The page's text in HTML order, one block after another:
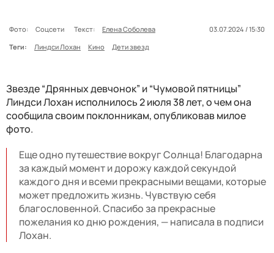
Фото: Соцсети Текст: Елена Соболева
03.07.2024 / 15:30
Теги:
Линдси Лохан Кино Дети звезд
Звезде “Дрянных девчонок” и “Чумовой пятницы”
Линдси Лохан исполнилось 2 июля 38 лет, о чем она
сообщила своим поклонникам, опубликовав милое
фото.
Еще одно путешествие вокруг Солнца! Благодарна
за каждый момент и дорожу каждой секундой
каждого дня и всеми прекрасными вещами, которые
может предложить жизнь. Чувствую себя
благословенной. Спасибо за прекрасные
пожелания ко дню рождения, — написала в подписи
Лохан.